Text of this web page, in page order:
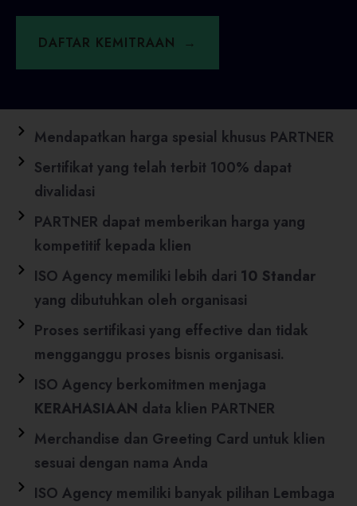
DAFTAR KEMITRAAN
Mendapatkan harga spesial khusus PARTNER
Sertifikat yang telah terbit 100% dapat
divalidasi
PARTNER dapat memberikan harga yang
kompetitif kepada klien
ISO Agency memiliki lebih dari 10 Standar
yang dibutuhkan oleh organisasi
Proses sertifikasi yang effective dan tidak
mengganggu proses bisnis organisasi.
ISO Agency berkomitmen menjaga
KERAHASIAAN data klien PARTNER
Merchandise dan Greeting Card untuk klien
sesuai dengan nama Anda​
ISO Agency memiliki banyak pilihan Lembaga